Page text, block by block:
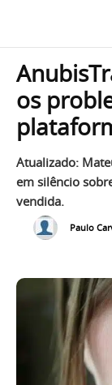
os
Atualizado:
em silêncio
vendida.
Paulo